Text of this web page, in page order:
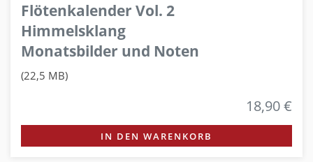
Flötenkalender Vol. 2
Himmelsklang
Monatsbilder und Noten
(22,5 MB)
18,90 €
IN DEN WARENKORB